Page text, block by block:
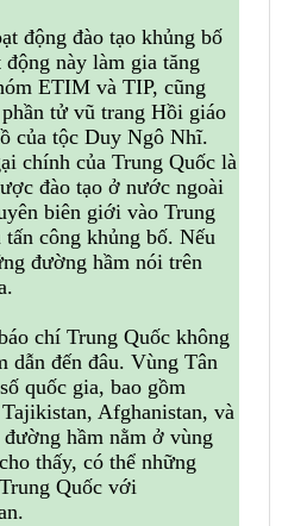
động đào tạo khủng bố
này làm gia tăng
ETIM và TIP, cũng
tử vũ trang Hồi giáo
của tộc Duy Ngô Nhĩ.
chính của Trung Quốc là
đào tạo ở nước ngoài
biên giới vào Trung
công khủng bố. Nếu
đường hầm nói trên
chí Trung Quốc không
dẫn đến đâu. Vùng Tân
quốc gia, bao gồm
Afghanistan, và
hầm nằm ở vùng
thấy, có thể những
Quốc với